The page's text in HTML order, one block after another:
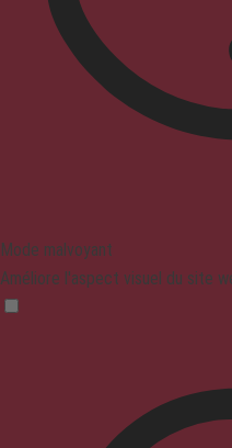
Mode malvoyant
Améliore l'aspect visuel du site